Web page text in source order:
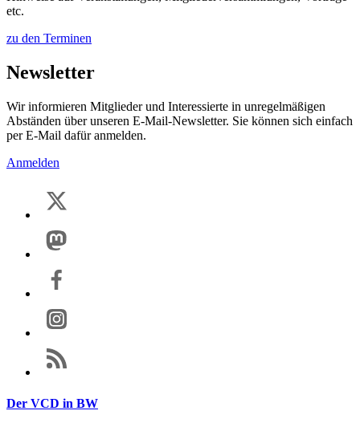
etc.
zu den Terminen
Newsletter
Wir informieren Mitglieder und Interessierte in unregelmäßigen
Abständen über unseren E-Mail-Newsletter. Sie können sich einfach
per E-Mail dafür anmelden.
Anmelden
Der VCD in BW